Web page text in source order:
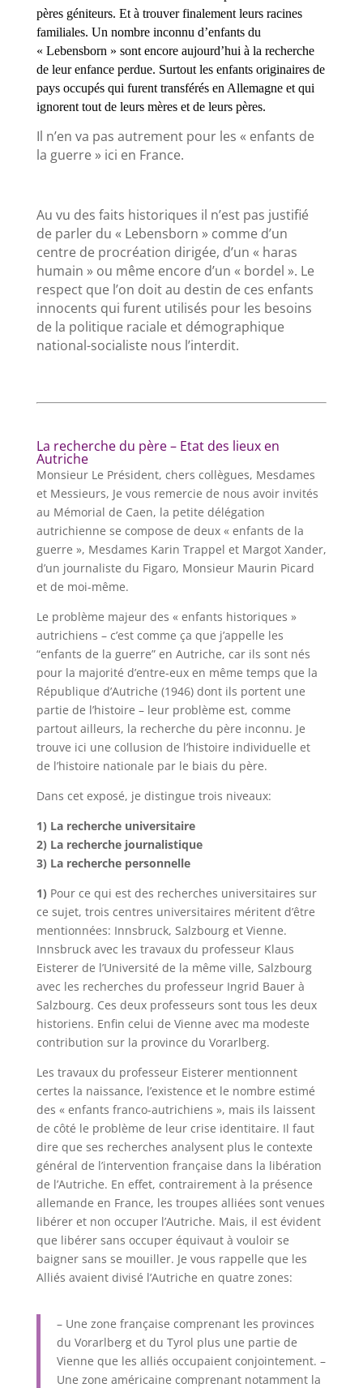
pères géniteurs. Et à trouver finalement leurs racines
familiales. Un nombre inconnu d’enfants du
« Lebensborn » sont encore aujourd’hui à la recherche
de leur enfance perdue. Surtout les enfants originaires de
pays occupés qui furent transférés en Allemagne et qui
ignorent tout de leurs mères et de leurs pères.
Il n’en va pas autrement pour les « enfants de
la guerre » ici en France.
Au vu des faits historiques il n’est pas justifié
de parler du « Lebensborn » comme d’un
centre de procréation dirigée, d’un « haras
humain » ou même encore d’un « bordel ». Le
respect que l’on doit au destin de ces enfants
innocents qui furent utilisés pour les besoins
de la politique raciale et démographique
national-socialiste nous l’interdit.
La recherche du père – Etat des lieux en
Autriche
Monsieur Le Président, chers collègues, Mesdames
et Messieurs, Je vous remercie de nous avoir invités
au Mémorial de Caen, la petite délégation
autrichienne se compose de deux « enfants de la
guerre », Mesdames Karin Trappel et Margot Xander,
d’un journaliste du Figaro, Monsieur Maurin Picard
et de moi-même.
Le problème majeur des « enfants historiques »
autrichiens – c’est comme ça que j’appelle les
“enfants de la guerre” en Autriche, car ils sont nés
pour la majorité d’entre-eux en même temps que la
République d’Autriche (1946) dont ils portent une
partie de l’histoire – leur problème est, comme
partout ailleurs, la recherche du père inconnu. Je
trouve ici une collusion de l’histoire individuelle et
de l’histoire nationale par le biais du père.
Dans cet exposé, je distingue trois niveaux:
1) La recherche universitaire
2) La recherche journalistique
3) La recherche personnelle
1) Pour ce qui est des recherches universitaires sur
ce sujet, trois centres universitaires méritent d’être
mentionnées: Innsbruck, Salzbourg et Vienne.
Innsbruck avec les travaux du professeur Klaus
Eisterer de l’Université de la même ville, Salzbourg
avec les recherches du professeur Ingrid Bauer à
Salzbourg. Ces deux professeurs sont tous les deux
historiens. Enfin celui de Vienne avec ma modeste
contribution sur la province du Vorarlberg.
Les travaux du professeur Eisterer mentionnent
certes la naissance, l’existence et le nombre estimé
des « enfants franco-autrichiens », mais ils laissent
de côté le problème de leur crise identitaire. Il faut
dire que ses recherches analysent plus le contexte
général de l’intervention française dans la libération
de l’Autriche. En effet, contrairement à la présence
allemande en France, les troupes alliées sont venues
libérer et non occuper l’Autriche. Mais, il est évident
que libérer sans occuper équivaut à vouloir se
baigner sans se mouiller. Je vous rappelle que les
Alliés avaient divisé l’Autriche en quatre zones:
– Une zone française comprenant les provinces
du Vorarlberg et du Tyrol plus une partie de
Vienne que les alliés occupaient conjointement. –
Une zone américaine comprenant notamment la